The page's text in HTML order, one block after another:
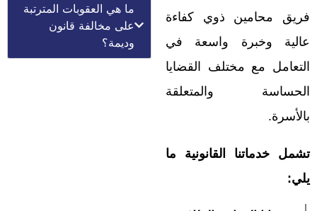
فريق محامين ذوي كفاءة
عالية وخبرة واسعة في
التعامل مع مختلف القضايا
الحساسة والمتعلقة
بالأسرة.
تشمل خدماتنا القانونية ما
يلي:
ما هي العقوبات المترتبة
على مخالفة قانون
وديمة؟